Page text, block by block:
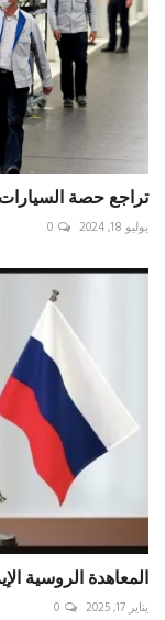
تراجع حصة
يوليو 18, 2024 0
المعاهدة الروسية
يناير 17, 2025 0